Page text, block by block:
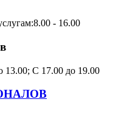
8.00 - 16.00
13.00; С 17.00 до 19.00